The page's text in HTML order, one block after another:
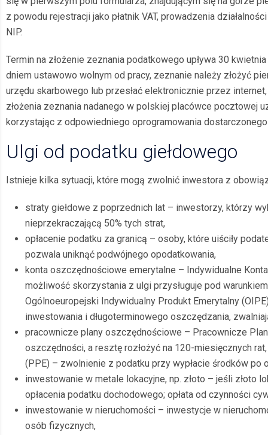
z powodu rejestracji jako płatnik VAT, prowadzenia
NIP.
Termin na złożenie zeznania podatkowego upływa 30
dniem ustawowo wolnym od pracy, zeznanie należy złożyć
urzędu skarbowego lub przesłać elektronicznie przez
złożenia zeznania nadanego w polskiej placówce pocztowej
korzystając z odpowiedniego oprogramowania
Ulgi od podatku giełdowego
Istnieje kilka sytuacji, które mogą zwolnić inwestora z
straty giełdowe z poprzednich lat – inwestorzy, którzy
nieprzekraczającą 50% tych strat,
opłacenie podatku za granicą – osoby, które uiściły
pozwala uniknąć podwójnego opodatkowania,
konta oszczędnościowe emerytalne – Indywidualne
możliwość skorzystania z ulgi przysługuje pod
Ogólnoeuropejski Indywidualny Produkt Emerytalny
inwestowania i długoterminowego oszczędzania,
pracownicze plany oszczędnościowe – Pracownicze
oszczędności, a resztę rozłożyć na 120-miesięcznych
(PPE) – zwolnienie z podatku przy wypłacie środków
inwestowanie w metale lokacyjne, np. złoto – jeśli złoto
opłacenia podatku dochodowego; opłata od czynności
inwestowanie w nieruchomości – inwestycje w
osób fizycznych,